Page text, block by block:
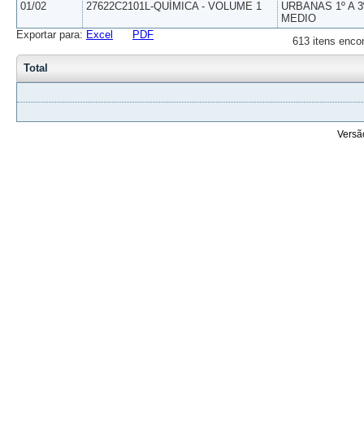
01/02 27622C2101L-QUÍMICA - VOLUME 1
URBANAS 1º A
MEDIO
613 itens
Exportar para: Excel PDF
Total